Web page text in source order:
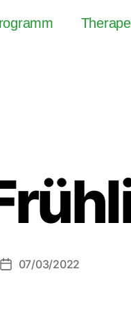
07/03/2022